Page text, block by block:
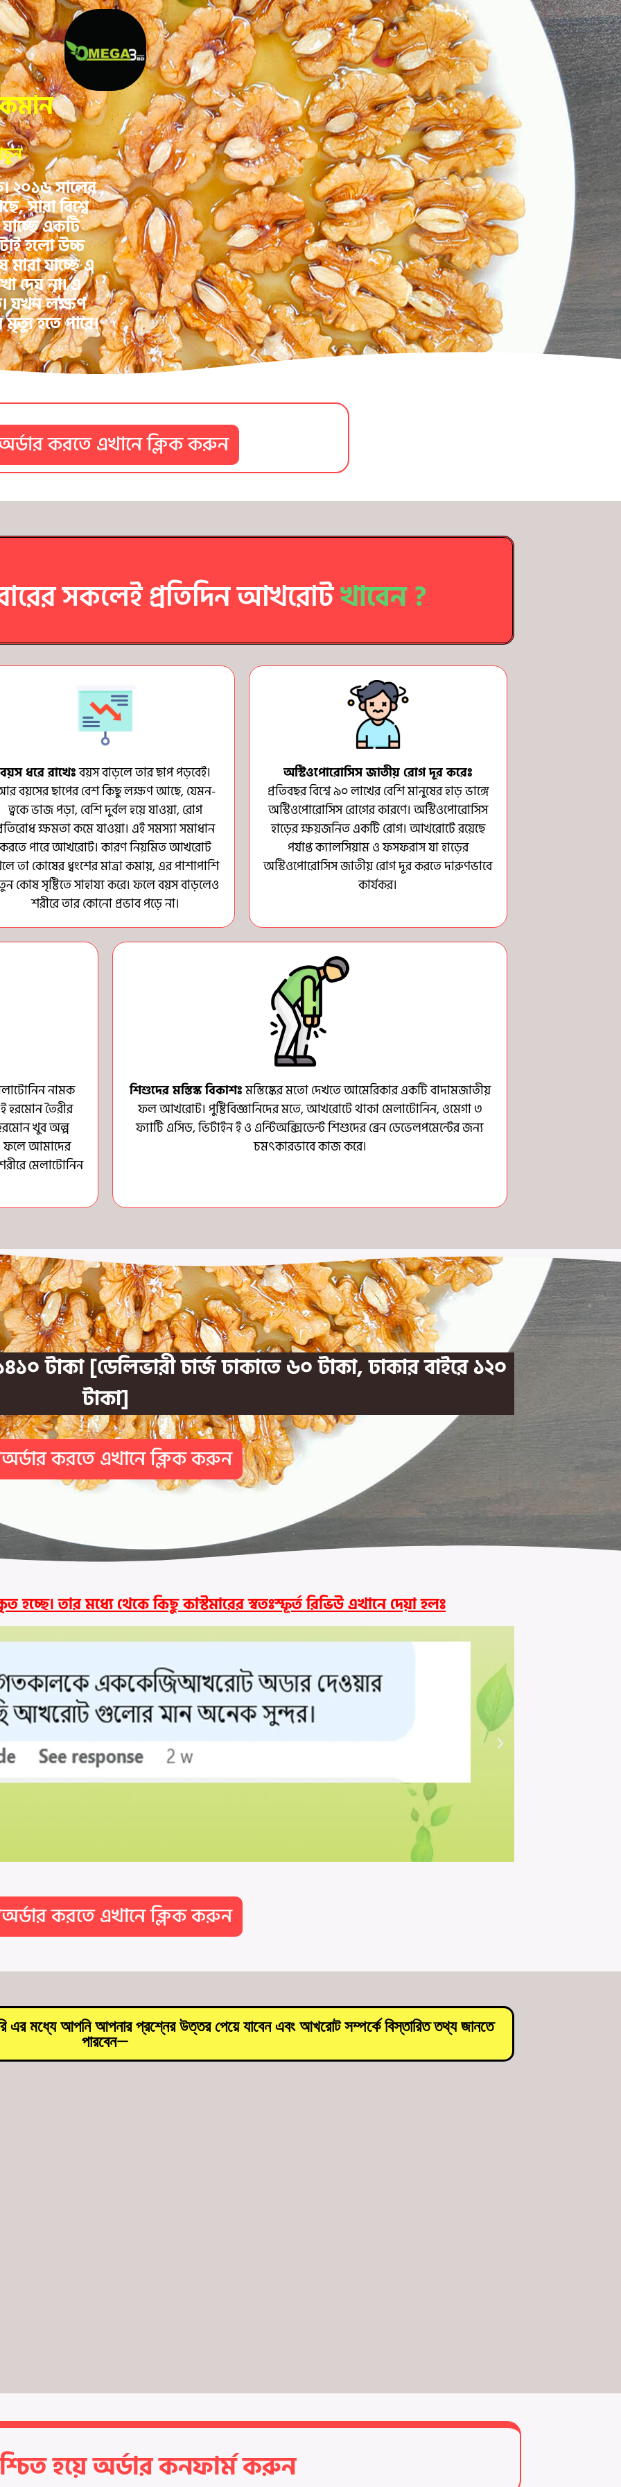
২০১৬ সালের
সারা বিশ্বে
একটি
হলো উচ্চ
মারা যাচ্ছে এ
দেয় না। এ
যখন লক্ষণ
হতে পারে।
করতে এখানে ক্লিক করুন
সকলেই প্রতিদিন আখরোটখাবেন ?
বয়স ধরে রাখেঃবয়স বাড়লে তার ছাপ পড়বেই।
বয়সের ছাপের বেশ কিছু লক্ষণ আছে, যেমন-
ত্বকে ভাজ পড়া, বেশি দুর্বল হয়ে যাওয়া, রোগ
ক্ষমতা কমে যাওয়া। এই সমস্যা সমাধান
পারে আখরোট। কারণ নিয়মিত আখরোট
তা কোষের ধ্বংশের মাত্রা কমায়, এর পাশাপাশি
কোষ সৃষ্টিতে সাহায্য করে। ফলে বয়স বাড়লেও
শরীরে তার কোনো প্রভাব পড়ে না।
অস্টিওপোরোসিস জাতীয় রোগ দূর করেঃ
প্রতিবছর বিশ্বে ৯০ লাখের বেশি মানুষের হাড় ভাঙ্গে
অস্টিওপোরোসিস রোগের কারণে। অস্টিওপোরোসিস
হাড়ের ক্ষয়জনিত একটি রোগ। আখরোটে রয়েছে
পর্যাপ্ত ক্যালসিয়াম ও ফসফরাস যা হাড়ের
অস্টিওপোরোসিস জাতীয় রোগ দূর করতে দারুণভাবে
কার্যকর।
নামক
হরমোন তৈরীর
হরমোন খুব অল্প
ফলে আমাদের
মেলাটোনিন
শিশুদের মস্তিস্ক বিকাশঃমস্তিষ্কের মতো দেখতে আমেরিকার একটি বাদামজাতীয়
ফল আখরোট। পুষ্টিবিজ্ঞানিদের মতে, আখরোটে থাকা মেলাটোনিন, ওমেগা ৩
ফ্যাটি এসিড, ভিটাইন ই ও এন্টিঅক্সিডেন্ট শিশুদের ব্রেন ডেভেলপমেন্টের জন্য
চমৎকারভাবে কাজ করে।
টাকা [ডেলিভারী চার্জ ঢাকাতে ৬০ টাকা, ঢাকার বাইরে ১২০
টাকা]
অর্ডার করতে এখানে ক্লিক করুন
তার মধ্যে থেকে কিছু কাস্টমারের স্বতঃস্ফূর্ত রিভিউ এখানে দেয়া হলঃ
অর্ডার করতে এখানে ক্লিক করুন
এর মধ্যে আপনি আপনার প্রশ্নের উত্তর পেয়ে যাবেন এবং আখরোট সম্পর্কে বিস্তারিত তথ্য জানতে
পারবেন—
হয়ে অর্ডার কনফার্ম করুন